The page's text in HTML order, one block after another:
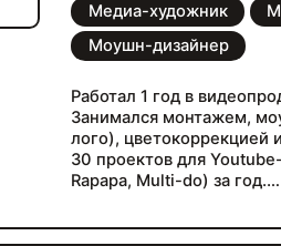
Медиа-художник
Моушн-дизайнер
Работал 1 год в
Занимался монтажем,
лого), цветокоррекцией
30 проектов для
Rapapa, Multi-do) за год.